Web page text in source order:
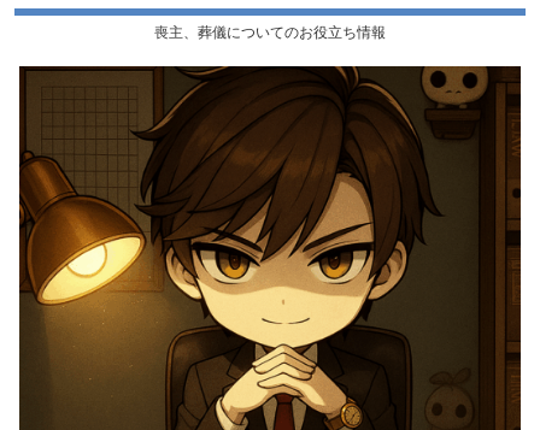
喪主、葬儀についてのお役立ち情報